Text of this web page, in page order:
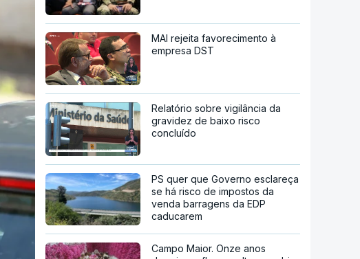
MAI rejeita favorecimento à
empresa DST
Relatório sobre vigilância da
gravidez de baixo risco
concluído
PS quer que Governo esclareça
se há risco de impostos da
venda barragens da EDP
caducarem
Campo Maior. Onze anos